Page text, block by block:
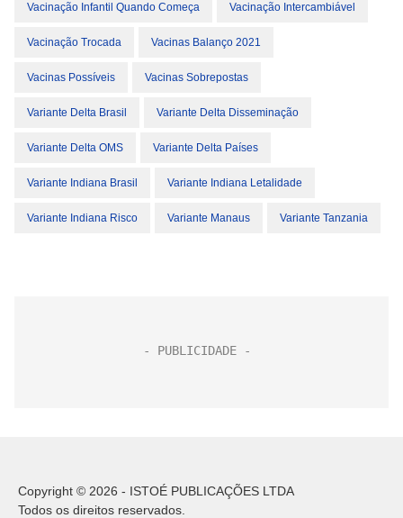
Vacinação Infantil Quando Começa Vacinação Intercambiável
Vacinação Trocada Vacinas Balanço 2021
Vacinas Possíveis Vacinas Sobrepostas
Variante Delta Brasil Variante Delta Disseminação
Variante Delta OMS Variante Delta Países
Variante Indiana Brasil Variante Indiana Letalidade
Variante Indiana Risco Variante Manaus Variante Tanzania
Copyright © 2026 - ISTOÉ PUBLICAÇÕES LTDA
Todos os direitos reservados.